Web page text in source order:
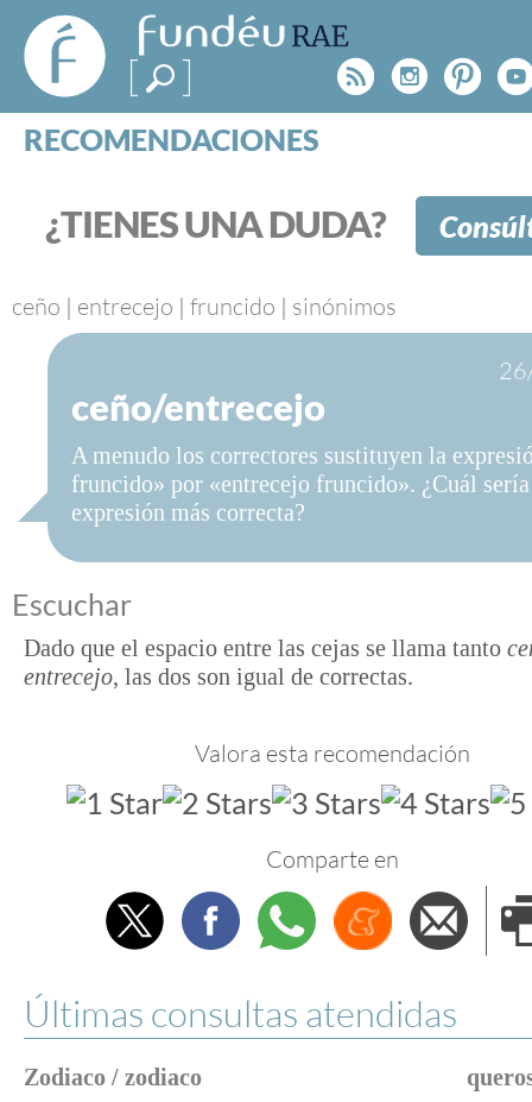
FundéuRAE
- Fundación
del Español
Urgente
Rss
RECOMENDACIONES
CATEGORÍAS
ESPECIALES
BLOG
NOTICIAS
SOBRE LA FUNDÉURAE
FundéuRAE es una fundación patrocinada por la
y la Real Academia Española, cuyo objetivo es
el buen uso del español en los medios de
Internet.
¿TIENES UNA DUDA?
ceño | entrecejo | fruncido | sinónimos
ceño/entrecejo
A menudo los correctores sustituyen la
fruncido» por «entrecejo fruncido». ¿Cuál
expresión más correcta?
Escuchar
Dado que el espacio entre las cejas se llama tanto
entrecejo, las dos son igual de correctas.
Valora esta recomendación
Comparte en
TwitterFacebookWhatsappMenéame
Últimas consultas atendidas
Zodiaco / zodiaco